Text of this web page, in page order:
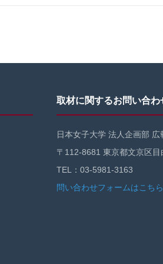
取材に関するお問い合わ
日本女子大学 法人企画部 広
〒112-8681 東京都文京区目
TEL：03-5981-3163
問い合わせフォームはこちら